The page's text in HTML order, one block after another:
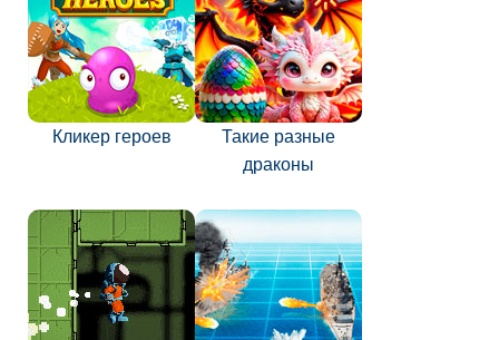
Кликер героев
Такие разные
драконы